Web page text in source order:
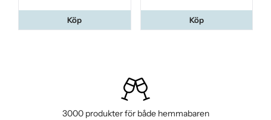
Köp Köp
3000 produkter för både hemmabaren